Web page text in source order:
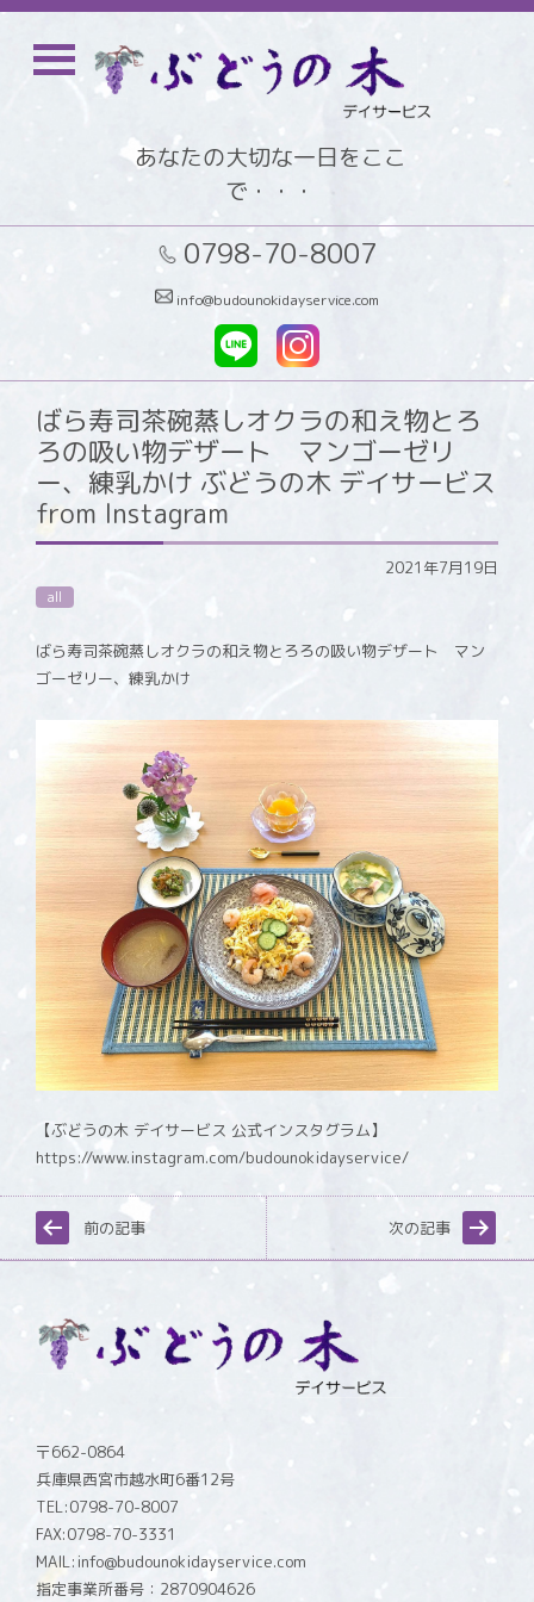
あなたの大切な一日をここ
で・・・
0798-70-8007
info@budounokidayservice.com
ばら寿司茶碗蒸しオクラの和え物とろ
ろの吸い物デザート マンゴーゼリ
ー、練乳かけ ぶどうの木 デイサービス
from Instagram
2021年7月19日
all
ばら寿司茶碗蒸しオクラの和え物とろろの吸い物デザート マン
ゴーゼリー、練乳かけ
【ぶどうの木 デイサービス 公式インスタグラム】
https://www.instagram.com/budounokidayservice/
前の記事 次の記事
〒662-0864
兵庫県西宮市越水町6番12号
TEL:0798-70-8007
FAX:0798-70-3331
MAIL:info@budounokidayservice.com
指定事業所番号：2870904626